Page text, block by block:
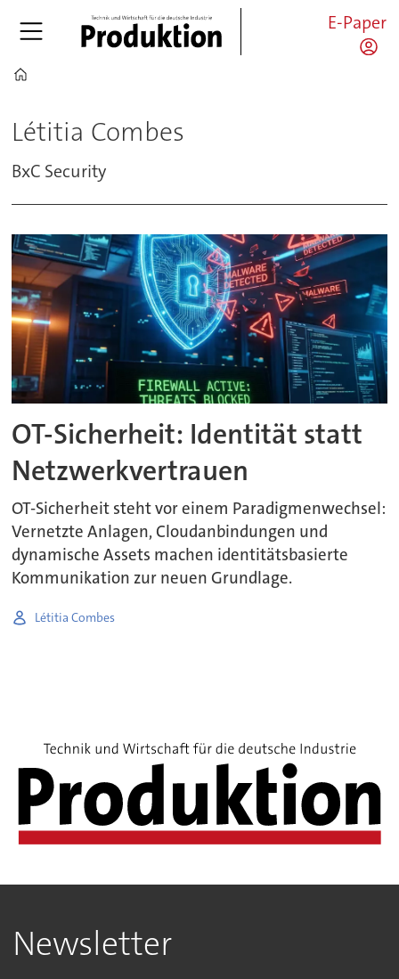
E-Paper
Létitia
Combes
pro
Létitia Combes
BxC Security
OT-Sicherheit: Identität statt
Netzwerkvertrauen
OT-Sicherheit steht vor einem Paradigmenwechsel:
Vernetzte Anlagen, Cloudanbindungen und
dynamische Assets machen identitätsbasierte
Kommunikation zur neuen Grundlage.
Létitia Combes
Newsletter